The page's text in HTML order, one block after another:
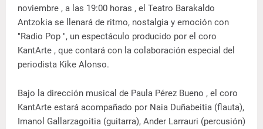
noviembre , a las 19:00 horas , el Teatro Barakaldo
Antzokia se llenará de ritmo, nostalgia y emoción con
"Radio Pop ", un espectáculo producido por el coro
KantArte , que contará con la colaboración especial del
periodista Kike Alonso.
Bajo la dirección musical de Paula Pérez Bueno , el coro
KantArte estará acompañado por Naia Duñabeitia (flauta),
Imanol Gallarzagoitia (guitarra), Ander Larrauri (percusión)